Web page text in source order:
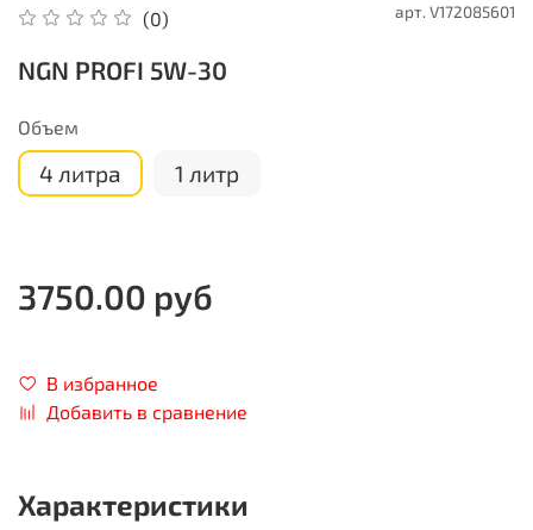
(0) арт. V172085601
NGN PROFI 5W-30
Объем
4 литра 1 литр
3750.00 руб
В избранное
Добавить в сравнение
Характеристики